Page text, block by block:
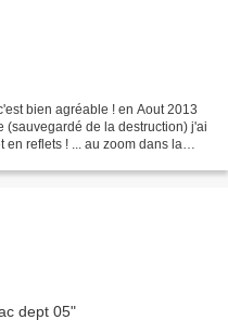
bien agréable ! en Aout 2013
(sauvegardé de la destruction) j'ai
en reflets ! ... au zoom dans la